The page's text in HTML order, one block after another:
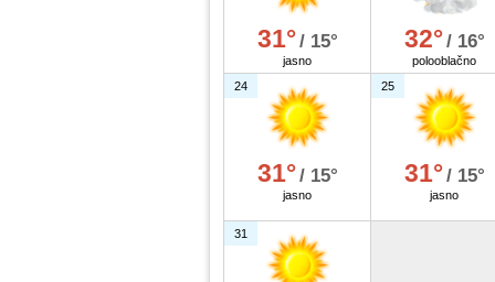
31°/ 15°
jasno
32°/ 16°
polooblačno
24
31°/ 15°
jasno
25
31°/ 15°
jasno
31